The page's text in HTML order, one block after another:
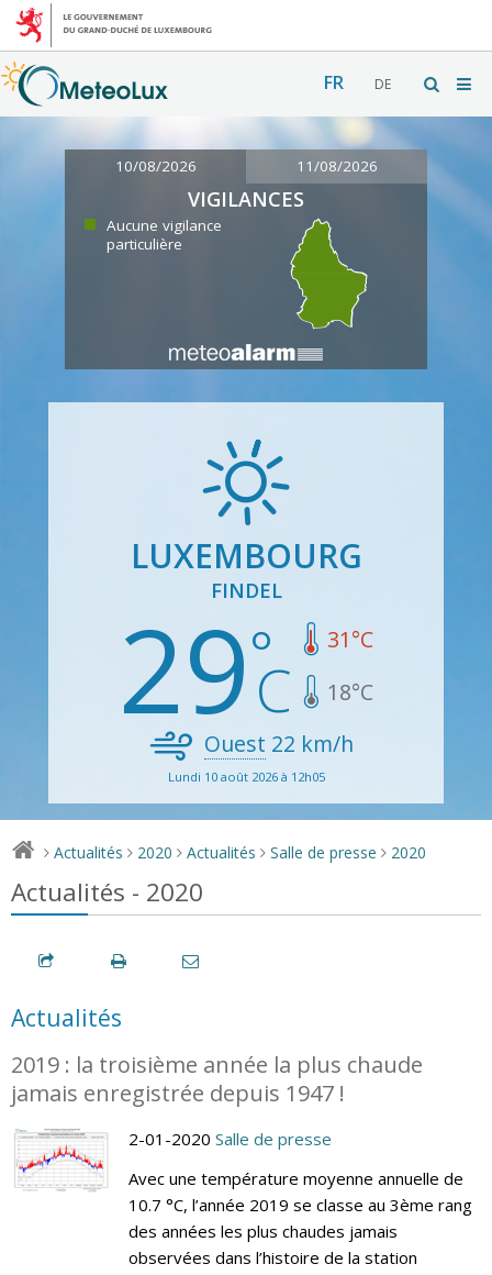
FR DE
10/08/2026 11/08/2026
VIGILANCES
Aucune vigilance
particulière
LUXEMBOURG
FINDEL
29 31°C
18°C
Ouest 22 km/h
Lundi 10 août 2026 à 12h05
> Actualités > 2020 > Actualités > Salle de presse > 2020
Actualités - 2020
Actualités
2019 : la troisième année la plus chaude
jamais enregistrée depuis 1947 !
2-01-2020 Salle de presse
Avec une température moyenne annuelle de
10.7 °C, l’année 2019 se classe au 3ème rang
des années les plus chaudes jamais
observées dans l’histoire de la station